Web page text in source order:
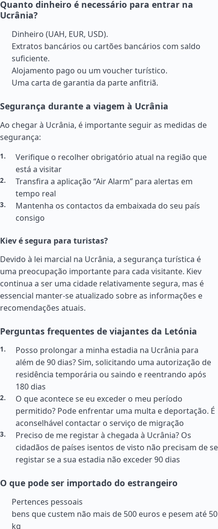
Quanto dinheiro é necessário para entrar na
Ucrânia?
Dinheiro (UAH, EUR, USD).
Extratos bancários ou cartões bancários com saldo
suficiente.
Alojamento pago ou um voucher turístico.
Uma carta de garantia da parte anfitriã.
Segurança durante a viagem à Ucrânia
Ao chegar à Ucrânia, é importante seguir as medidas de
segurança:
Verifique o recolher obrigatório atual na região que
está a visitar
Transfira a aplicação “Air Alarm” para alertas em
tempo real
Mantenha os contactos da embaixada do seu país
consigo
Kiev é segura para turistas?
Devido à lei marcial na Ucrânia, a segurança turística é
uma preocupação importante para cada visitante. Kiev
continua a ser uma cidade relativamente segura, mas é
essencial manter-se atualizado sobre as informações e
recomendações atuais.
Perguntas frequentes de viajantes da Letónia
Posso prolongar a minha estadia na Ucrânia para
além de 90 dias? Sim, solicitando uma autorização de
residência temporária ou saindo e reentrando após
180 dias
O que acontece se eu exceder o meu período
permitido? Pode enfrentar uma multa e deportação. É
aconselhável contactar o serviço de migração
Preciso de me registar à chegada à Ucrânia? Os
cidadãos de países isentos de visto não precisam de se
registar se a sua estadia não exceder 90 dias
O que pode ser importado do estrangeiro
Pertences pessoais
bens que custem não mais de 500 euros e pesem até 50
kg